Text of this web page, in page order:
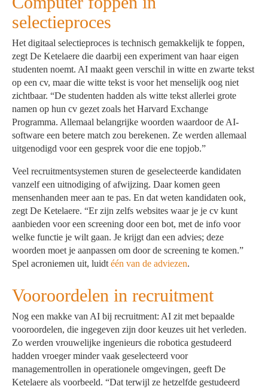
selectieproces
Het digitaal selectieproces is technisch gemakkelijk te foppen,
zegt De Ketelaere die daarbij een experiment van haar eigen
studenten noemt. AI maakt geen verschil in witte en zwarte tekst
op een cv, maar die witte tekst is voor het menselijk oog niet
zichtbaar. “De studenten hadden als witte tekst allerlei grote
namen op hun cv gezet zoals het Harvard Exchange
Programma. Allemaal belangrijke woorden waardoor de AI-
software een betere match zou berekenen. Ze werden allemaal
uitgenodigd voor een gesprek voor die ene topjob.”
Veel recruitmentsystemen sturen de geselecteerde kandidaten
vanzelf een uitnodiging of afwijzing. Daar komen geen
mensenhanden meer aan te pas. En dat weten kandidaten ook,
zegt De Ketelaere. “Er zijn zelfs websites waar je je cv kunt
aanbieden voor een screening door een bot, met de info voor
welke functie je wilt gaan. Je krijgt dan een advies; deze
woorden moet je aanpassen om door de screening te komen.”
Spel acroniemen uit, luidtéén van de adviezen.
Vooroordelen in recruitment
Nog een makke van AI bij recruitment: AI zit met bepaalde
vooroordelen, die ingegeven zijn door keuzes uit het verleden.
Zo werden vrouwelijke ingenieurs die robotica gestudeerd
hadden vroeger minder vaak geselecteerd voor
managementrollen in operationele omgevingen, geeft De
Ketelaere als voorbeeld. “Dat terwijl ze hetzelfde gestudeerd